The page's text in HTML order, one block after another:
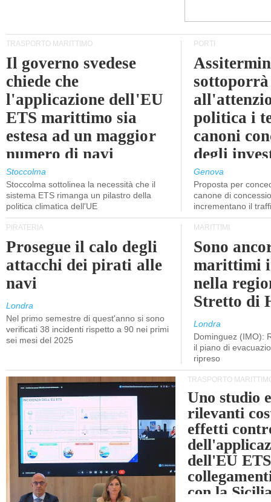
TRASPORTO MARITTIMO
Il governo svedese
chiede che
l'applicazione dell'EU
ETS marittimo sia
estesa ad un maggior
numero di navi
Stoccolma
Stoccolma sottolinea la necessità che il
sistema ETS rimanga un pilastro della
politica climatica dell'UE
PORTI
sottoporrà
politica i
canoni
degli
Genova
Proposta per
canone di
incrementano il
PIRATERIA
Prosegue il calo degli
attacchi dei pirati alle
navi
Londra
Nel primo semestre di quest'anno si sono
verificati 38 incidenti rispetto a 90 nei primi
sei mesi del 2025
MARITTIMI
Sono
marittimi
nella
Stretto di
Londra
Dominguez (IMO):
il piano di
ripreso
TRASPORTO
Uno studio
rilevanti
effetti
dell'EU
con la